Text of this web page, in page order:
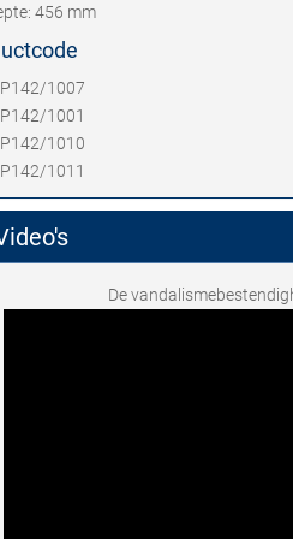
456 mm
1007
1001
1010
1011
De